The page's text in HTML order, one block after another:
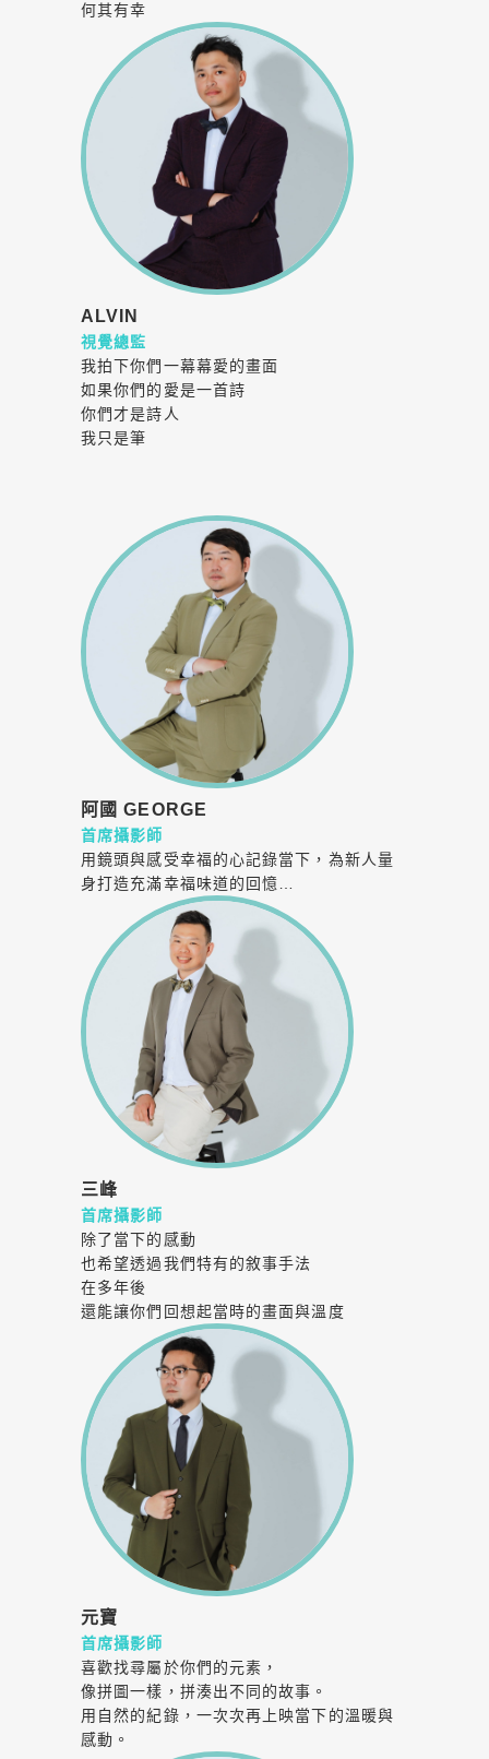
何其有幸
ALVIN
視覺總監
我拍下你們一幕幕愛的畫面
如果你們的愛是一首詩
你們才是詩人
我只是筆
阿國 GEORGE
首席攝影師
用鏡頭與感受幸福的心記錄當下，為新人量
身打造充滿幸福味道的回憶…
三峰
首席攝影師
除了當下的感動
也希望透過我們特有的敘事手法
在多年後
還能讓你們回想起當時的畫面與溫度
元寶
首席攝影師
喜歡找尋屬於你們的元素，
像拼圖一樣，拼湊出不同的故事。
用自然的紀錄，一次次再上映當下的溫暖與
感動。